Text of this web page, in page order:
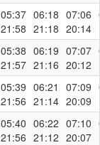
05:37
21:58
06:18
21:18
07:06
20:14
05:38
21:57
06:19
21:16
07:07
20:12
05:39
21:56
06:21
21:14
07:09
20:09
05:40
21:56
06:22
21:12
07:10
20:07